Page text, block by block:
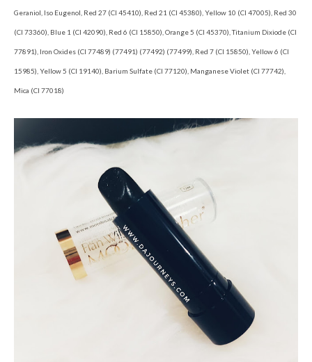
Geraniol, Iso Eugenol, Red 27 (CI 45410), Red 21 (CI 45380), Yellow 10 (CI 47005), Red 30
(CI 73360), Blue 1 (CI 42090), Red 6 (CI 15850), Orange 5 (CI 45370), Titanium Dixiode (CI
77891), Iron Oxides (CI 77489) (77491) (77492) (77499), Red 7 (CI 15850), Yellow 6 (CI
15985), Yellow 5 (CI 19140), Barium Sulfate (CI 77120), Manganese Violet (CI 77742),
Mica (CI 77018)